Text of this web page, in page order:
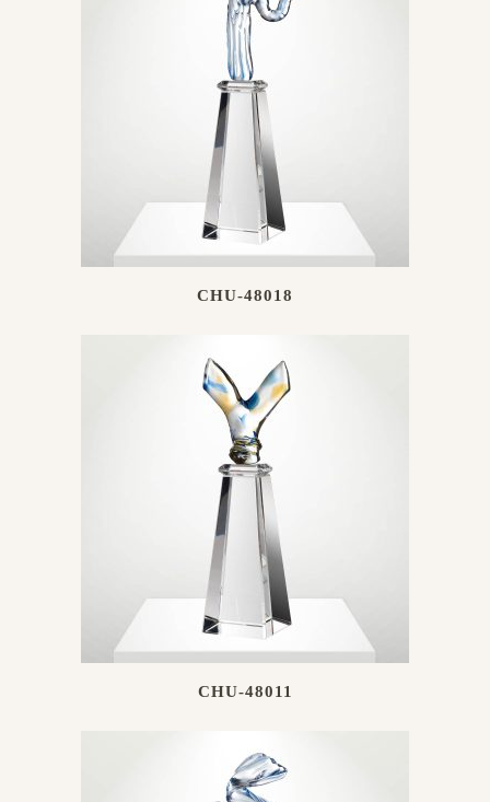
CHU-48018
CHU-48011